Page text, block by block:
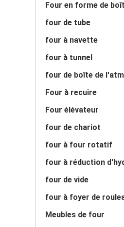
Four en forme de
four de tube
four à navette
four à tunnel
four de boîte de
Four à recuire
Four élévateur
four de chariot
four à four rotatif
four à réduction
four de vide
four à foyer de
Meubles de four